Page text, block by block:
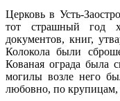
Церковь в Усть-
тот страшный год
документов, книг,
Колокола были
Кованая ограда была
могилы возле него
любовно, по